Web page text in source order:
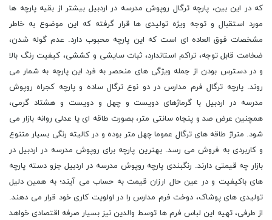
که در این بین، پارچه ترگال روپوش مدرسه در اردبیل بیشتر از بقیه پارچه ها
مورد استقبال و توجه ویژه تولیدی ها قرار گرفته که این موضوع به خاطر
مشخصات فوق العاده ای است که این پارچه محبوب دارد. عدم گوله شدن،
ضخامت قابل توجه، تراکم استاندارد، ثبات سایشی و کششی، کیفیت رنگ بالا
و در دسترس بودن از جمله ویژگی های منحصر به فرد این پارچه به شمار می
روند. پارچه ترگال فرم مدارس در دو نوع ترگال ساده و پارچه کجراه روپوش
مدرسه در اردبیل با گرماژهای دویست و چهل و دویست و هشتاد گرمی،
همچنین عرض صد و پنجاه سانتی متر، بصورت طاقه ای یا عدلی روانه بازار می
شود. متراژ طاقه های ترگال عموما چهل متر بوده و در کالیته رنگی بسیار متنوع
و کاربردی به فروش می رسد. بهترین پارچه برای روپوش مدرسه در اردبیل در
بازار چه قیمتی دارند. رنگبندی پارچه روپوش مدرسه در اردبیل جزو دسته پارچه
های باکیفیت و در عین حال ارزان قیمت به حساب می آیند؛ به همین دلیل
تولیدی های پوشاک، دوخت فرم مدارس را در اولویت کاری خود قرار می دهند.
از طرفی، تهیه این لباس فرم ها توسط والدین نیز بسیار صرفه اقتصادی خواهد